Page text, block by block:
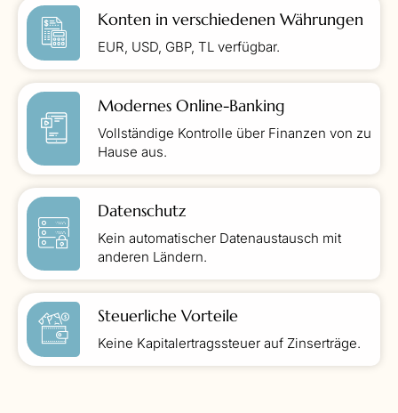
Konten in verschiedenen Währungen
EUR, USD, GBP, TL verfügbar.
Modernes Online-Banking
Vollständige Kontrolle über Finanzen von zu
Hause aus.
Datenschutz
Kein automatischer Datenaustausch mit
anderen Ländern.
Steuerliche Vorteile
Keine Kapitalertragssteuer auf Zinserträge.